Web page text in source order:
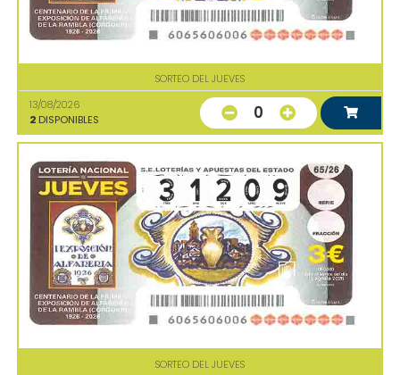
SORTEO DEL JUEVES
13/08/2026
2 DISPONIBLES 0
SORTEO DEL JUEVES